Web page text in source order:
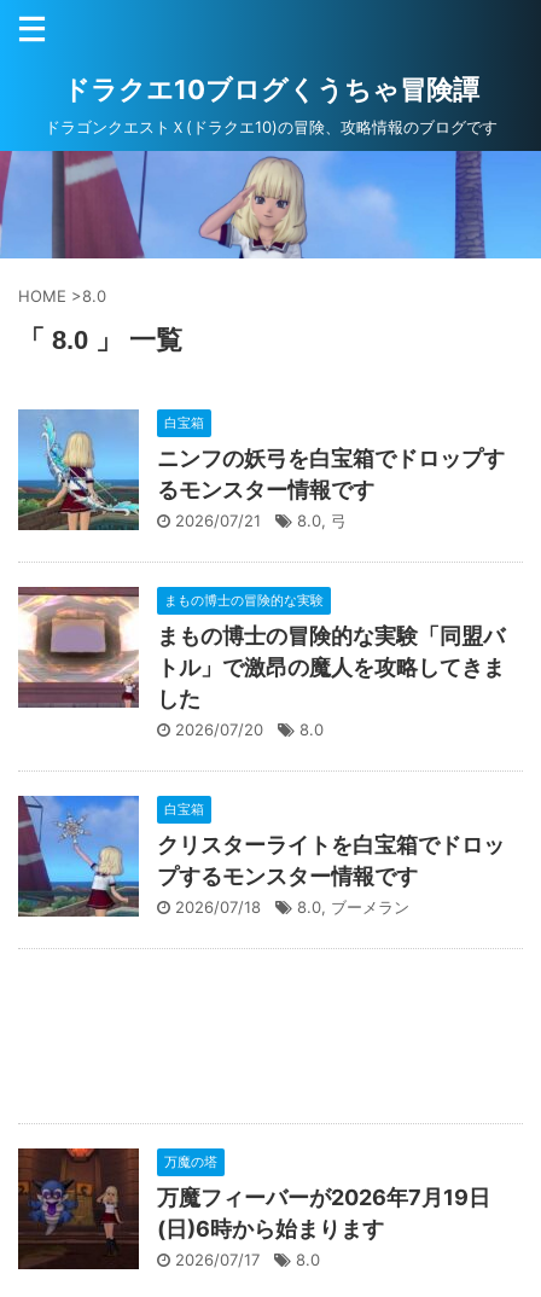
ドラクエ10ブログくうちゃ冒険譚
ドラゴンクエストＸ(ドラクエ10)の冒険、攻略情報のブログです
HOME >8.0
「 8.0 」 一覧
白宝箱
ニンフの妖弓を白宝箱でドロップす
るモンスター情報です
2026/07/21 8.0, 弓
まもの博士の冒険的な実験
まもの博士の冒険的な実験「同盟バ
トル」で激昂の魔人を攻略してきま
した
2026/07/20 8.0
白宝箱
クリスターライトを白宝箱でドロッ
プするモンスター情報です
2026/07/18 8.0, ブーメラン
万魔の塔
万魔フィーバーが2026年7月19日
(日)6時から始まります
2026/07/17 8.0